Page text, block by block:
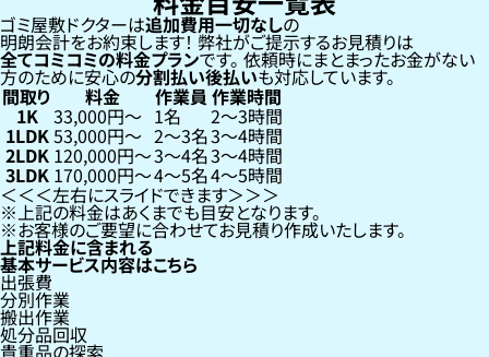
ゴミ屋敷ドクターは追加費用一切なしの
明朗会計をお約束します！弊社がご提示するお見積りは
全てコミコミの料金プランです。依頼時にまとまったお金がない
方のために安心の分割払い後払いも対応しています。
間取り 料金 作業員 作業時間
1K 33,000円〜 1名 2〜3時間
1LDK53,000円〜 2〜3名3〜4時間
2LDK 120,000円〜3〜4名3〜4時間
3LDK 170,000円〜4〜5名4〜5時間
左右にスライドできます
上記の料金はあくまでも目安となります。
お客様のご要望に合わせてお見積り作成いたします。
上記料金に含まれる
基本サービス内容はこちら
出張費
分別作業
搬出作業
処分品回収
貴重品の探索